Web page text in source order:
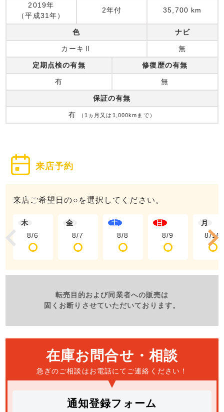
2019年
（平成31年）
2年付 35,700 km
色 ナビ
カーキⅡ 無
定期点検の有無 修復歴の有無
有 無
保証の有無
有 （1ヵ月又は1,000kmまで）
来店予約
来店ご希望日の○を選択してください。
木
8/6
金
8/7
土
8/8
日
8/9
月
8/10
転売目的および同業者への販売は
固くお断りさせていただいております。
在庫お問合せ・相談
急ぎのご相談はお電話にて ご連絡ください！
通知登録フォーム